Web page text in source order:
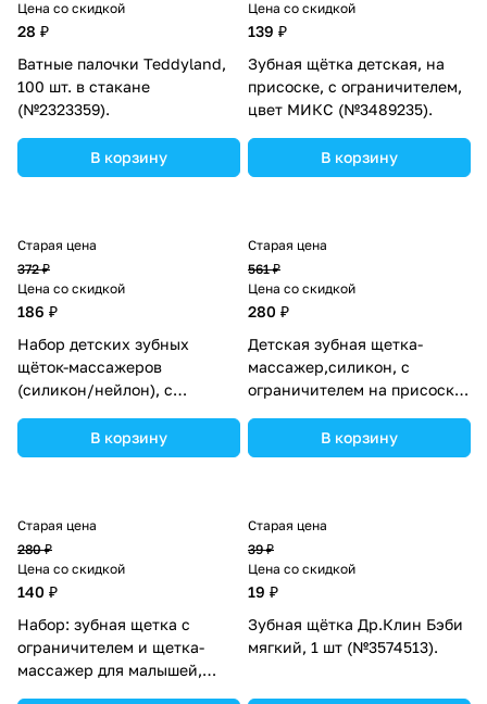
з
к
ы
е
е
Цена со скидкой
28 ₽
Ватные палочки Teddyland,
100 шт. в стакане
(№2323359).
В корзину
Цена со скидкой
139 ₽
Зубная щётка детская, на
присоске, с ограничителем,
цвет МИКС (№3489235).
В корзину
Старая цена
372 ₽
Цена со скидкой
186 ₽
Набор детских зубных
щёток-массажеров
(силикон/нейлон), с
голубой (№2849331).
В корзину
Старая цена
561 ₽
Цена со скидкой
280 ₽
Детская зубная щетка-
массажер,силикон, с
ограничителем на присоске,
В корзину
Старая цена
280 ₽
Цена со скидкой
140 ₽
Набор: зубная щетка с
ограничителем и щетка-
массажер для малышей,
Старая цена
39 ₽
Цена со скидкой
19 ₽
Зубная щётка Др.Клин Бэби
мягкий, 1 шт (№3574513).